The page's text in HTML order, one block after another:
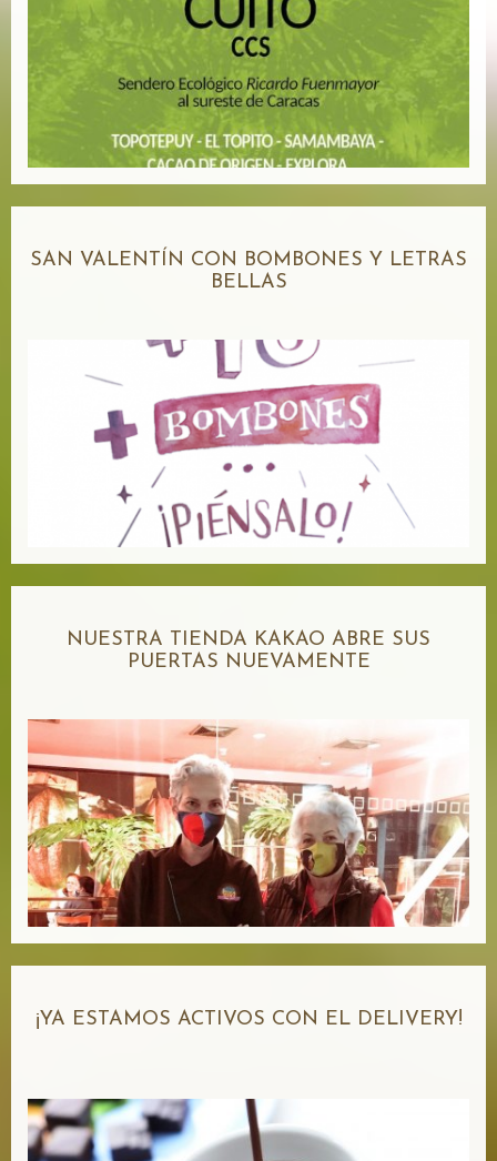
SAN VALENTÍN CON BOMBONES Y LETRAS
BELLAS
NUESTRA TIENDA KAKAO ABRE SUS
PUERTAS NUEVAMENTE
¡YA ESTAMOS ACTIVOS CON EL DELIVERY!